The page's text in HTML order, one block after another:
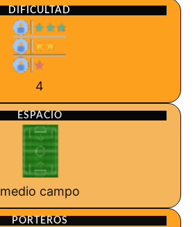
DIFICULTAD
4
ESPACIO
medio campo
PORTEROS